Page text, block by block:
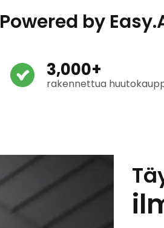
Powered by
3,000+
rakennettua